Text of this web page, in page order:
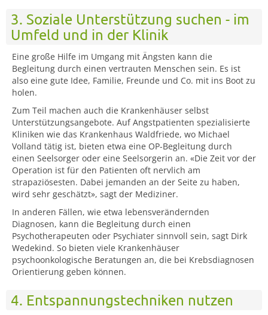
3. Soziale Unterstützung suchen - im
Umfeld und in der Klinik
Eine große Hilfe im Umgang mit Ängsten kann die
Begleitung durch einen vertrauten Menschen sein. Es ist
also eine gute Idee, Familie, Freunde und Co. mit ins Boot zu
holen.
Zum Teil machen auch die Krankenhäuser selbst
Unterstützungsangebote. Auf Angstpatienten spezialisierte
Kliniken wie das Krankenhaus Waldfriede, wo Michael
Volland tätig ist, bieten etwa eine OP-Begleitung durch
einen Seelsorger oder eine Seelsorgerin an. «Die Zeit vor der
Operation ist für den Patienten oft nervlich am
strapaziösesten. Dabei jemanden an der Seite zu haben,
wird sehr geschätzt», sagt der Mediziner.
In anderen Fällen, wie etwa lebensverändernden
Diagnosen, kann die Begleitung durch einen
Psychotherapeuten oder Psychiater sinnvoll sein, sagt Dirk
Wedekind. So bieten viele Krankenhäuser
psychoonkologische Beratungen an, die bei Krebsdiagnosen
Orientierung geben können.
4. Entspannungstechniken nutzen